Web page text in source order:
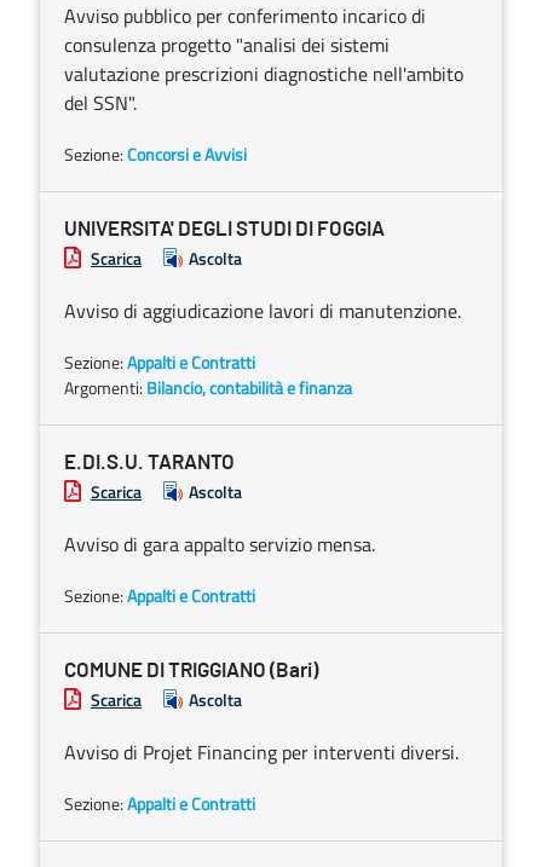
Avviso pubblico per conferimento incarico di
consulenza progetto "analisi dei sistemi
valutazione prescrizioni diagnostiche nell'ambito
del SSN".
Sezione:Concorsi e Avvisi
UNIVERSITA' DEGLI STUDI DI FOGGIA
Scarica Ascolta
Avviso di aggiudicazione lavori di manutenzione.
Sezione:Appalti e Contratti
Argomenti: Bilancio, contabilità e finanza
E.DI.S.U. TARANTO
Scarica Ascolta
Avviso di gara appalto servizio mensa.
Sezione:Appalti e Contratti
COMUNE DI TRIGGIANO (Bari)
Scarica Ascolta
Avviso di Projet Financing per interventi diversi.
Sezione:Appalti e Contratti